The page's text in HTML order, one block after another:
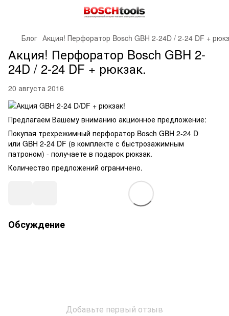
Блог Акция! Перфоратор Bosch GBH 2-24D / 2-24 DF +
Акция! Перфоратор Bosch GBH 2-
24D / 2-24 DF + рюкзак.
20 августа 2016
Предлагаем Вашему вниманию акционное предложение:
Покупая трехрежимный перфоратор Bosch GBH 2-24 D
или GBH 2-24 DF (в комплекте с быстрозажимным
патроном) - получаете в подарок рюкзак.
Количество предложений ограничено.
Обсуждение
Добавьте первый отзыв